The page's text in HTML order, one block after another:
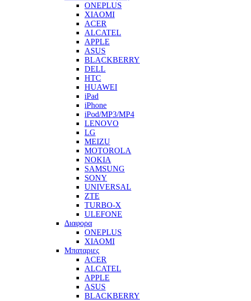
ONEPLUS
XIAOMI
ACER
ALCATEL
APPLE
ASUS
BLACKBERRY
DELL
HTC
HUAWEI
iPad
iPhone
iPod/MP3/MP4
LENOVO
LG
MEIZU
MOTOROLA
NOKIA
SAMSUNG
SONY
UNIVERSAL
ZTE
TURBO-X
ULEFONE
Διαφορα
ONEPLUS
XIAOMI
Μπαταριες
ACER
ALCATEL
APPLE
ASUS
BLACKBERRY